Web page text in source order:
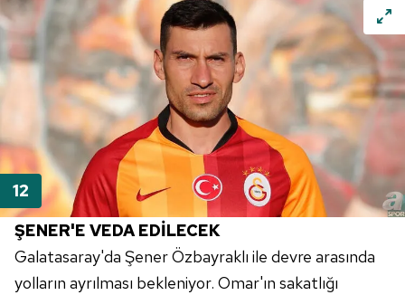
ŞENER'E VEDA EDİLECEK
Galatasaray'da Şener Özbayraklı ile devre arasında
yolların ayrılması bekleniyor. Omar'ın sakatlığı